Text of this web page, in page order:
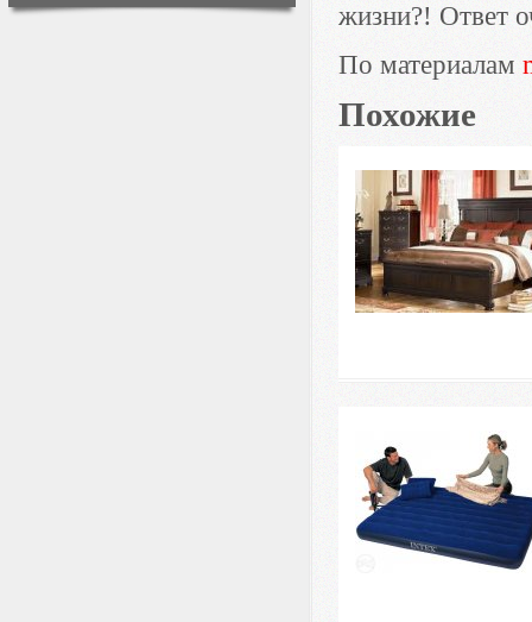
жизни?! Ответ
По материалам
Похожие